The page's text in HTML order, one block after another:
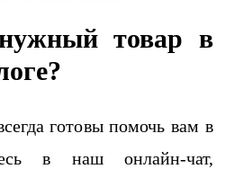
товар в
готовы помочь вам в
в наш онлайн-чат,